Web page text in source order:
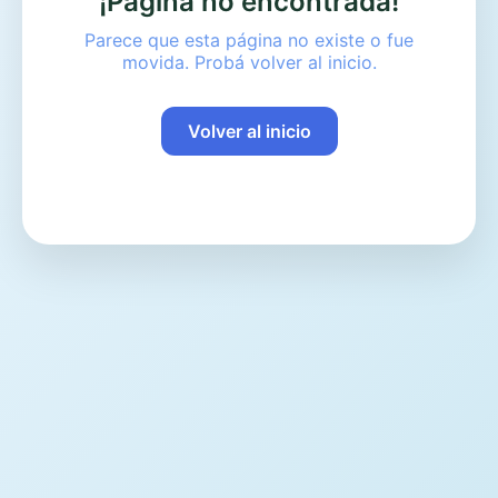
Parece que esta página no existe o fue
movida. Probá volver al inicio.
Volver al inicio